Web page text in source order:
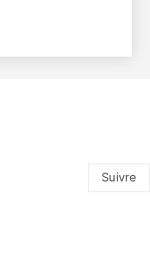
Suivre